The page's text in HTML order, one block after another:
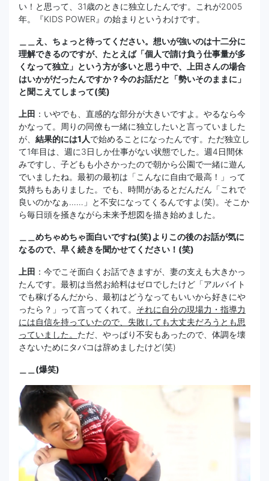
い！と思って、31歳のときに独立したんです。これが2005
年。『KIDS POWER』の始まりというわけです。
＿＿え、ちょっと待ってください。想いが強いのは十二分に
理解できるのですが、たとえば「個人で請け負う仕事量が多
くなって独立」という方が多いと思う中で、上田さんの場合
はいかがだったんですか？今のお話だと「勢いそのままに」
と聞こえてしまって(笑)
上田 ：いやでも、直感的な部分が大きいですよ。やるなら今
かなって。周りの同僚も一緒に独立したいと言っていました
が、 結果的には1人で始めることになったんです。ただ独立し
て1年目は、週に3日しか仕事がない状態でした。週4日間休
みですし、子どもも小さかったので朝から公園で一緒に遊ん
でいましたね。最初の最初は「こんなに自由で最高！」って
気持ちもありました。でも、時間があるとだんだん「これで
良いのかなぁ……」と不安になってくるんですよ(笑)。そこか
ら毎日頭を掻きながら未来予想図を描き始めました。
＿＿めちゃめちゃ面白いですね(笑)よりこの後のお話が気に
なるので、早く続きを聞かせてください！(笑)
上田 ：今でこそ面白くお話できますが、妻の支えも大きかっ
たんです。最初は当然お給料はゼロでしたけど「アルバイト
でも稼げるんだから、最初はどうなってもいいから好きにや
ったら？」って言ってくれて。 それに自分の現場力・指導力
には自信を持っていたので、失敗しても大丈夫だろうとも思
っていました。 ただ、やっぱり不安もあったので、体調を壊
さないためにタバコは辞めましたけど(笑)
＿＿(爆笑)